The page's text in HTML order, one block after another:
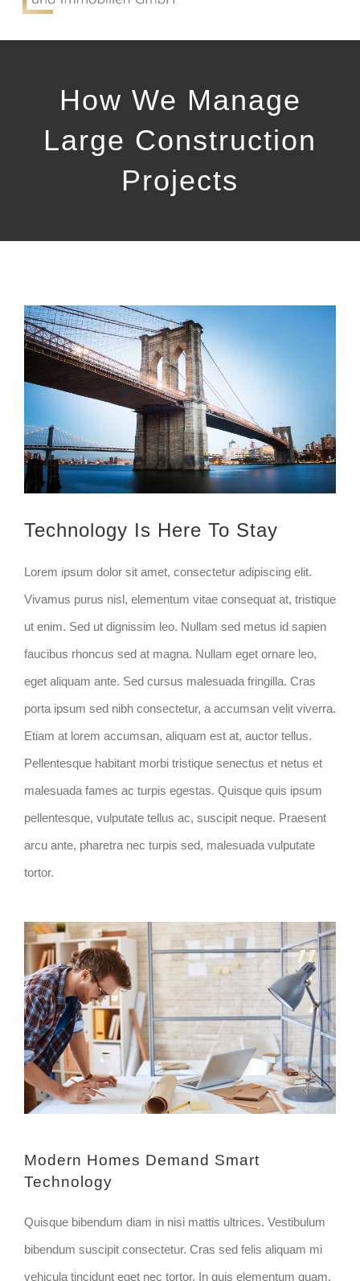
Über uns
Dienstleistungen
How We Manage
Large Construction
Projects
Zeige
grösseres
Technology Is Here To Stay
Lorem ipsum dolor sit amet, consectetur adipiscing elit.
Vivamus purus nisl, elementum vitae consequat at, tristique
ut enim. Sed ut dignissim leo. Nullam sed metus id sapien
faucibus rhoncus sed at magna. Nullam eget ornare leo,
eget aliquam ante. Sed cursus malesuada fringilla. Cras
porta ipsum sed nibh consectetur, a accumsan velit viverra.
Etiam at lorem accumsan, aliquam est at, auctor tellus.
Pellentesque habitant morbi tristique senectus et netus et
malesuada fames ac turpis egestas. Quisque quis ipsum
pellentesque, vulputate tellus ac, suscipit neque. Praesent
arcu ante, pharetra nec turpis sed, malesuada vulputate
tortor.
Modern Homes Demand Smart
Technology
Quisque bibendum diam in nisi mattis ultrices. Vestibulum
bibendum suscipit consectetur. Cras sed felis aliquam mi
vehicula tincidunt eget nec tortor. In quis elementum quam.